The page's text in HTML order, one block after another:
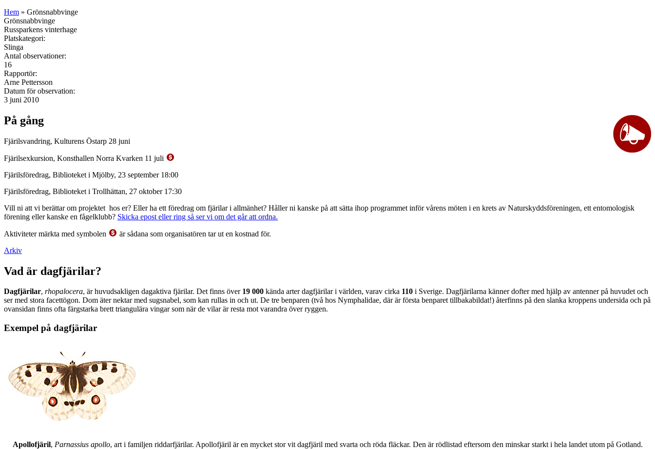
Hem » Grönsnabbvinge
Grönsnabbvinge
Russparkens vinterhage
Platskategori:
Slinga
Antal observationer:
16
Rapportör:
Arne Pettersson
Datum för observation:
3 juni 2010
På gång
Fjärilsvandring, Kulturens Östarp 28 juni
Fjärilsexkursion, Konsthallen Norra Kvarken 11 juli
Fjärilsföredrag, Biblioteket i Mjölby, 23 september 18:00
Fjärilsföredrag, Biblioteket i Trollhättan, 27 oktober 17:30
Vill ni att vi berättar om projektet hos er? Eller ha ett föredrag om fjärilar i allmänhet? Håller ni kanske på att sätta ihop programmet inför vårens möten i en krets av Naturskyddsföreningen, ett entomologisk
förening eller kanske en fågelklubb? Skicka epost eller ring så ser vi om det går att ordna.
Aktiviteter märkta med symbolen
är sådana som organisatören tar ut en kostnad för.
Arkiv
Vad är dagfjärilar?
Dagfjärilar, rhopalocera, är huvudsakligen dagaktiva fjärilar. Det finns över 19 000 kända arter dagfjärilar i världen, varav cirka 110 i Sverige. Dagfjärilarna känner dofter med hjälp av antenner på huvudet och
ser med stora facettögon. Dom äter nektar med sugsnabel, som kan rullas in och ut. De tre benparen (två hos Nymphalidae, där är första benparet tillbakabildat!) återfinns på den slanka kroppens undersida och på
ovansidan finns ofta färgstarka brett triangulära vingar som när de vilar är resta mot varandra över ryggen.
Exempel på dagfjärilar
Apollofjäril, Parnassius apollo, art i familjen riddarfjärilar. Apollofjäril är en mycket stor vit dagfjäril med svarta och röda fläckar. Den är rödlistad eftersom den minskar starkt i hela landet utom på Gotland.